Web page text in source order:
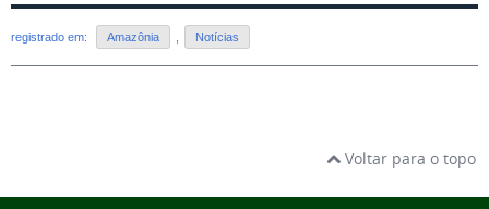
registrado em: Amazônia Notícias
Voltar para o topo